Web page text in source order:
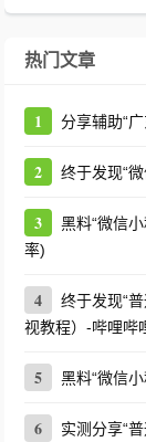
热门文章
1 分享辅助“
2 终于发现“
3
黑料“微信
率)
4
终于发现“
视教程）-哔哩哔
5 黑料“微信
6
实测分享“